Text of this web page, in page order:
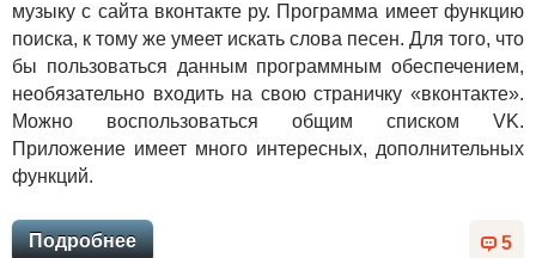
музыку с сайта вконтакте ру. Программа имеет функцию
поиска, к тому же умеет искать слова песен. Для того, что
бы пользоваться данным программным обеспечением,
необязательно входить на свою страничку «вконтакте».
Можно воспользоваться общим списком VK.
Приложение имеет много интересных, дополнительных
функций.
5
Подробнее